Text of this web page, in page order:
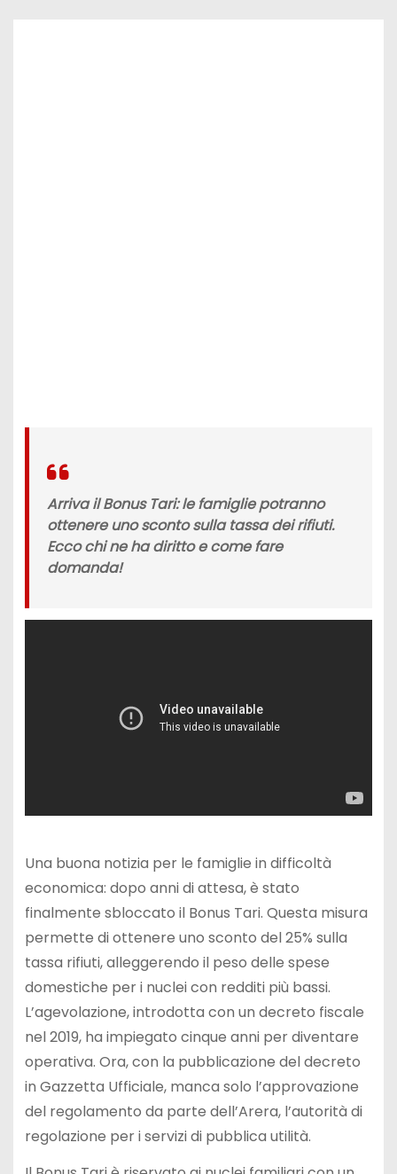
Arriva il Bonus Tari: le famiglie potranno
ottenere uno sconto sulla tassa dei rifiuti.
Ecco chi ne ha diritto e come fare
domanda!
Una buona notizia per le famiglie in difficoltà
economica: dopo anni di attesa, è stato
finalmente sbloccato il Bonus Tari. Questa misura
permette di ottenere uno sconto del 25% sulla
tassa rifiuti, alleggerendo il peso delle spese
domestiche per i nuclei con redditi più bassi.
L’agevolazione, introdotta con un decreto fiscale
nel 2019, ha impiegato cinque anni per diventare
operativa. Ora, con la pubblicazione del decreto
in Gazzetta Ufficiale, manca solo l’approvazione
del regolamento da parte dell’Arera, l’autorità di
regolazione per i servizi di pubblica utilità.